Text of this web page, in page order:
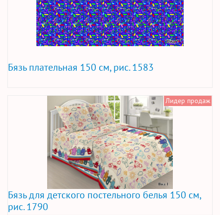
Бязь плательная 150 см, рис. 1583
Лидер продаж
Бязь для детского постельного белья 150 см,
рис. 1790